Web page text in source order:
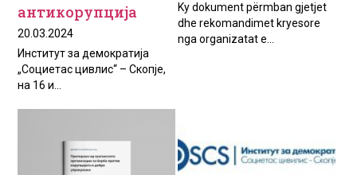
антикорупција
20.03.2024
Институт за демократија
„Социетас цивлис“ – Скопје,
на 16 и...
Ky dokument përmban gjetjet
dhe rekomandimet kryesore
nga organizatat e...